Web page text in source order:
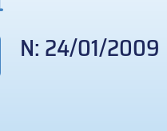
N: 24/01/2009